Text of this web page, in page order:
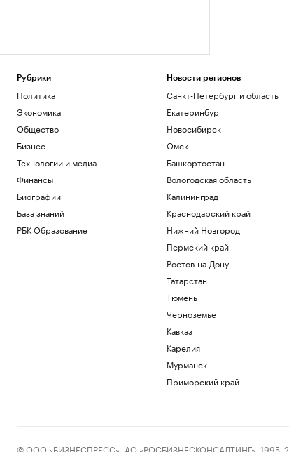
Рубрики
Политика
Экономика
Общество
Бизнес
Технологии и медиа
Финансы
Биографии
База знаний
РБК Образование
Новости регионов
Санкт-Петербург и область
Екатеринбург
Новосибирск
Омск
Башкортостан
Вологодская область
Калининград
Краснодарский край
Нижний Новгород
Пермский край
Ростов-на-Дону
Татарстан
Тюмень
Черноземье
Кавказ
Карелия
Мурманск
Приморский край
© ООО «БИЗНЕСПРЕСС», АО «РОСБИЗНЕСКОНСАЛТИНГ»,